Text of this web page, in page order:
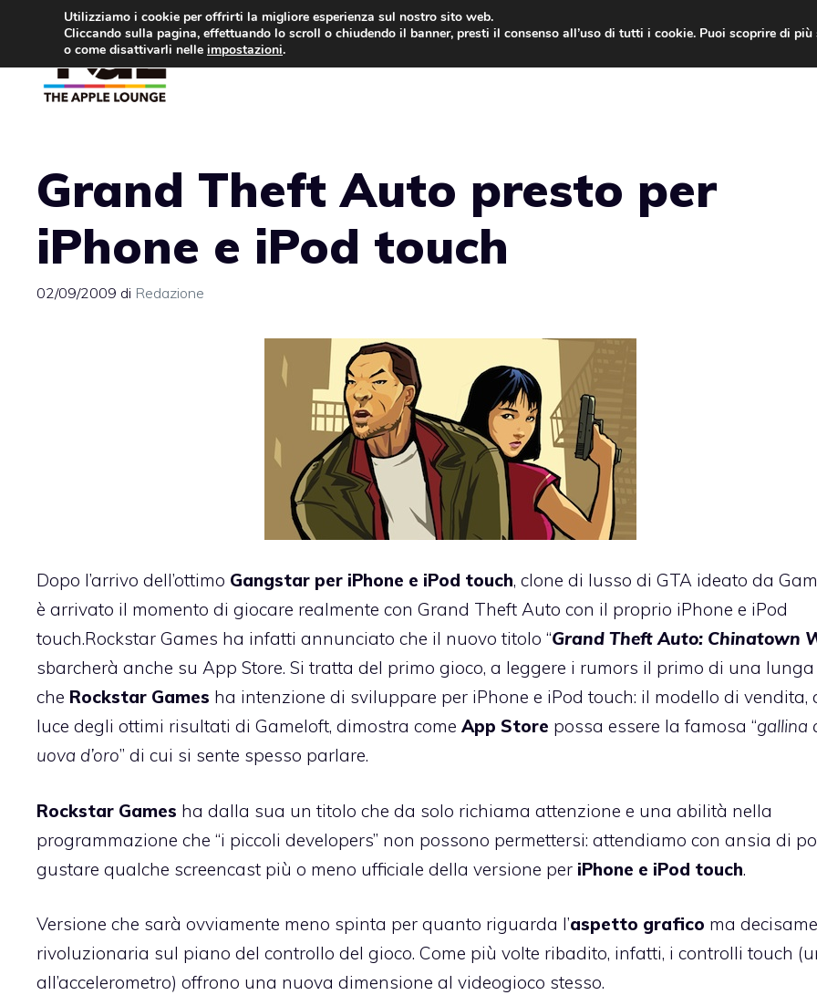
contenuto
Grand Theft Auto presto per
iPhone e iPod touch
02/09/2009 di Redazione
Dopo l’arrivo dell’ottimo Gangstar per iPhone e iPod touch, clone di lusso di GTA ideato da
è arrivato il momento di giocare realmente con Grand Theft Auto con il proprio iPhone e iPod
touch.Rockstar Games ha infatti annunciato che il nuovo titolo “Grand Theft Auto: Chinatown
sbarcherà anche su App Store. Si tratta del primo gioco, a leggere i rumors il primo di una lunga
che Rockstar Games ha intenzione di sviluppare per iPhone e iPod touch: il modello di vendita,
luce degli ottimi risultati di Gameloft, dimostra come App Store possa essere la famosa “gallina
uova d’oro” di cui si sente spesso parlare.
Rockstar Games ha dalla sua un titolo che da solo richiama attenzione e una abilità nella
programmazione che “i piccoli developers” non possono permettersi: attendiamo con ansia di
gustare qualche screencast più o meno ufficiale della versione per iPhone e iPod touch.
Versione che sarà ovviamente meno spinta per quanto riguarda l’aspetto grafico ma
rivoluzionaria sul piano del controllo del gioco. Come più volte ribadito, infatti, i controlli touch
all’accelerometro) offrono una nuova dimensione al videogioco stesso.
Utilizziamo i cookie per offrirti la migliore esperienza sul nostro sito web.
Cliccando sulla pagina, effettuando lo scroll o chiudendo il banner, presti il consenso all’uso di tutti i cookie. Puoi scoprire di
o come disattivarli nelle impostazioni.